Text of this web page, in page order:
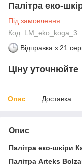
Палітра еко-
Під замовлення
Код: LM_eko_koga_3
Відправка з 21
Ціну уточнюйте
Опис Доставка
Опис
Палітра еко-шкіри
Палітра Arteks